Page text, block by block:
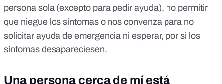
persona sola (excepto para pedir ayuda), no permitir
que niegue los síntomas o nos convenza para no
solicitar ayuda de emergencia ni esperar, por si los
síntomas desapareciesen.
Una persona cerca de mí está